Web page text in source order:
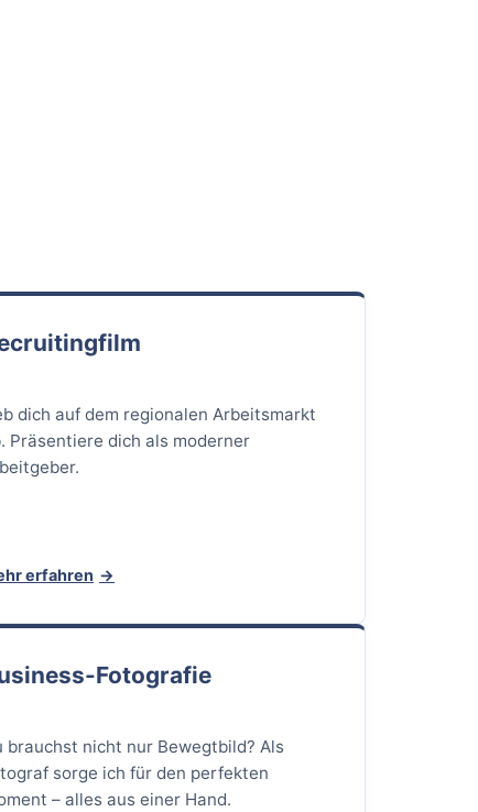
dich auf dem regionalen Arbeitsmarkt
Präsentiere dich als moderner
erfahren
Fotografie
brauchst nicht nur Bewegtbild? Als
sorge ich für den perfekten
– alles aus einer Hand.